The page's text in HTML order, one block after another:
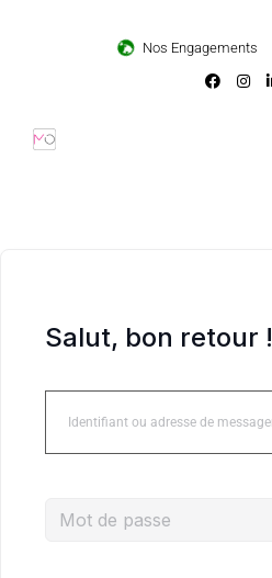
Loading...
Nos Engagements
Salut, bon retour !